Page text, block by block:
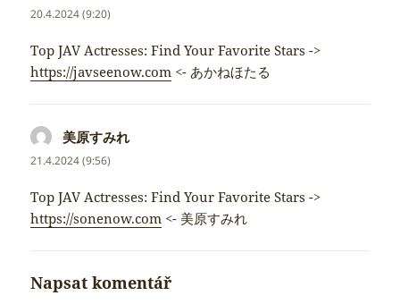
20.4.2024 (9:20)
Top JAV Actresses: Find Your Favorite Stars ->
https://javseenow.com <- あかねほたる
美原すみれnapsal:
21.4.2024 (9:56)
Top JAV Actresses: Find Your Favorite Stars ->
https://sonenow.com <- 美原すみれ
Napsat komentář